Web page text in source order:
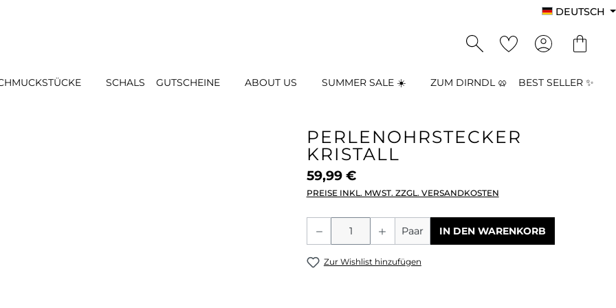
DEUTSCH
SCHALS GUTSCHEINE ABOUT US SUMMER SALE ☀️ ZUM DIRNDL 🥨 BEST SELLER ✨
PERLENOHRSTECKER
KRISTALL
59,99 €
PREISE INKL. MWST. ZZGL. VERSANDKOSTEN
Produkt Anzahl: Gib den
Paar IN DEN WARENKORB
Zur Wishlist hinzufügen